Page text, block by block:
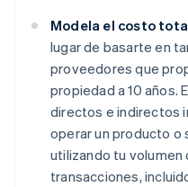
Modela el costo
lugar de basarte en
proveedores que
propiedad a 10 años.
directos e indirectos
operar un producto o
utilizando tu volumen
transacciones,